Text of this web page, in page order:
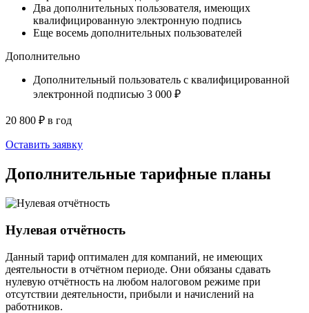
Два дополнительных пользователя, имеющих
квалифицированную электронную подпись
Еще восемь дополнительных пользователей
Дополнительно
Дополнительный пользователь с квалифицированной
электронной подписью 3 000 ₽
20 800 ₽ в год
Оставить заявку
Дополнительные тарифные планы
Нулевая отчётность
Данный тариф оптимален для компаний, не имеющих
деятельности в отчётном периоде. Они обязаны сдавать
нулевую отчётность на любом налоговом режиме при
отсутствии деятельности, прибыли и начислений на
работников.